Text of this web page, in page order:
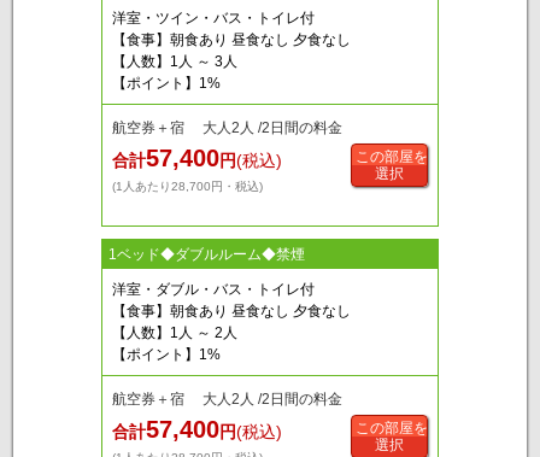
洋室・ツイン・バス・トイレ付
【食事】朝食あり 昼食なし 夕食なし
【人数】1人 ～ 3人
【ポイント】1%
航空券＋宿 大人2人 /2日間の料金
合計57,400円(税込)
(1人あたり28,700円・税込)
この部屋を
選択
1ベッド◆ダブルルーム◆禁煙
洋室・ダブル・バス・トイレ付
【食事】朝食あり 昼食なし 夕食なし
【人数】1人 ～ 2人
【ポイント】1%
航空券＋宿 大人2人 /2日間の料金
合計57,400円(税込)
この部屋を
選択